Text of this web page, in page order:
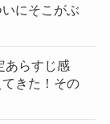
にそこがぶ
あらすじ感
きた！その